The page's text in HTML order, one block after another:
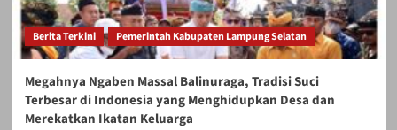
Berita Terkini Pemerintah Kabupaten Lampung Selatan
Megahnya Ngaben Massal Balinuraga, Tradisi Suci
Terbesar di Indonesia yang Menghidupkan Desa dan
Merekatkan Ikatan Keluarga